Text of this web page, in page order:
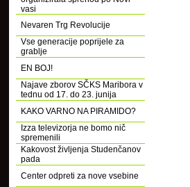
vasi
Nevaren Trg Revolucije
Vse generacije poprijele za
grablje
EN BOJ!
Najave zborov SČKS Maribora v
tednu od 17. do 23. junija
KAKO VARNO NA PIRAMIDO?
Izza televizorja ne bomo nič
spremenili
Kakovost življenja Studenčanov
pada
Center odpreti za nove vsebine